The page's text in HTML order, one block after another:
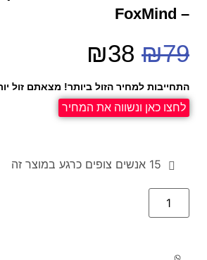
– FoxMind
₪79
₪38
התחייבות למחיר הזול ביותר! מצאתם זול
לחצו כאן ונשווה את המחיר
15 אנשים צופים כרגע במוצר זה